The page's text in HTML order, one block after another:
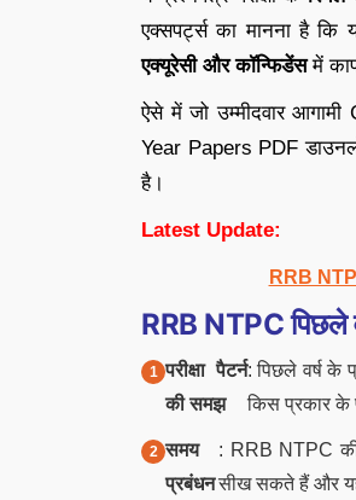
एक्सपर्ट्स का मानना है
एक्यूरेसी और कॉन्फिडेंसमें
ऐसे में जो उम्मीदवार
Year Papers PDF
है।
Latest Update:
RRB
RRB NTPC पिछले
परीक्षा पैटर्न
की समझ
: पिछले वर्ष के
किस प्रकार के
समय
प्रबंधन
: RRB NTPC की
सीख सकते हैं और यह